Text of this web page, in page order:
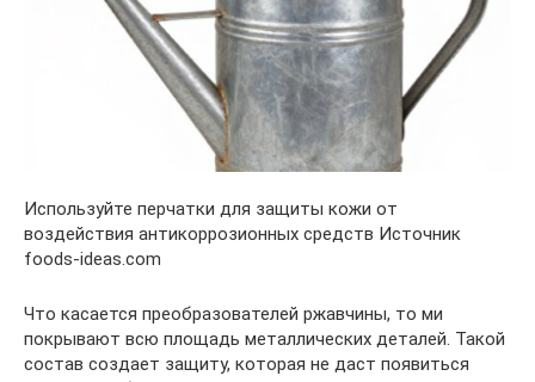
Используйте перчатки для защиты кожи от
воздействия антикоррозионных средств Источник
foods-ideas.com
Что касается преобразователей ржавчины, то ми
покрывают всю площадь металлических деталей. Такой
состав создает защиту, которая не даст появиться